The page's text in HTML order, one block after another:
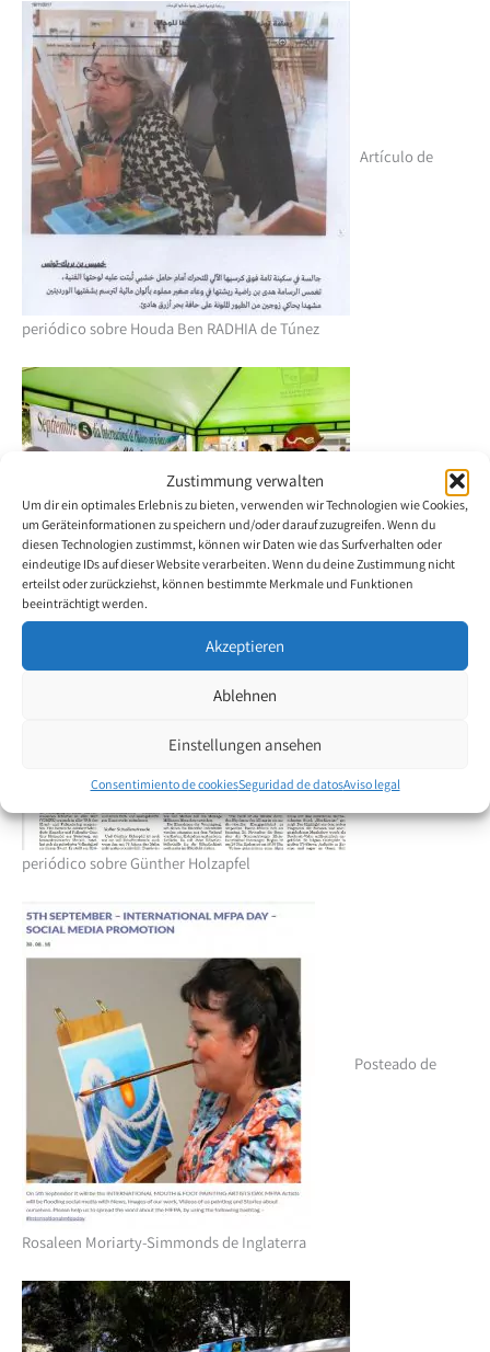
Zustimmung verwalten
Um dir ein optimales Erlebnis zu bieten, verwenden wir Technologien wie Cookies,
um Geräteinformationen zu speichern und/oder darauf zuzugreifen. Wenn du
diesen Technologien zustimmst, können wir Daten wie das Surfverhalten oder
eindeutige IDs auf dieser Website verarbeiten. Wenn du deine Zustimmung nicht
erteilst oder zurückziehst, können bestimmte Merkmale und Funktionen
beeinträchtigt werden.
Akzeptieren
Ablehnen
Einstellungen ansehen
Consentimiento de cookiesSeguridad de datosAviso legal
Artículo de
periódico sobre Houda Ben RADHIA de Túnez
colombianos durante la pintura Muestra
periódico sobre Günther Holzapfel
Posteado de
Rosaleen Moriarty-Simmonds de Inglaterra